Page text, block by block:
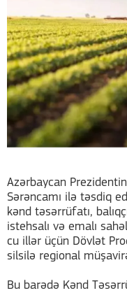
Azərbaycan
Sərəncamı ilə təsdiq
kənd təsərrüfatı,
istehsalı və emalı
cu illər üçün Dövlət
silsilə regional
Bu barədə Kənd